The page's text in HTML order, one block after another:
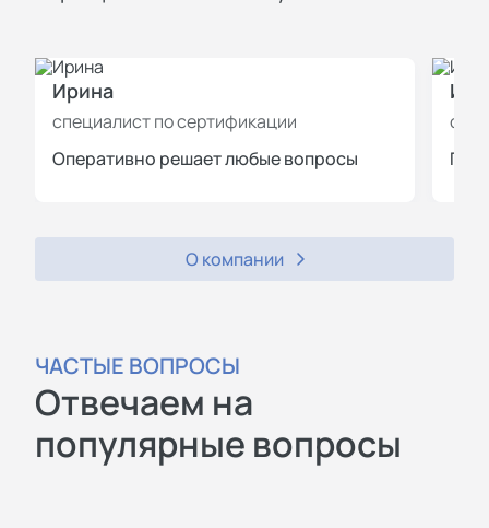
Ирина
специалист по сертификации
Оперативно решает любые вопросы
О компании
ЧАСТЫЕ ВОПРОСЫ
Отвечаем на
популярные вопросы